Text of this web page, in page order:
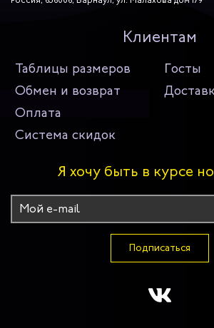
Клиентам
Таблицы размеров
Госты
Обмен и возврат
Оплата
Система скидок
Я хочу быть в курсе
Подписаться